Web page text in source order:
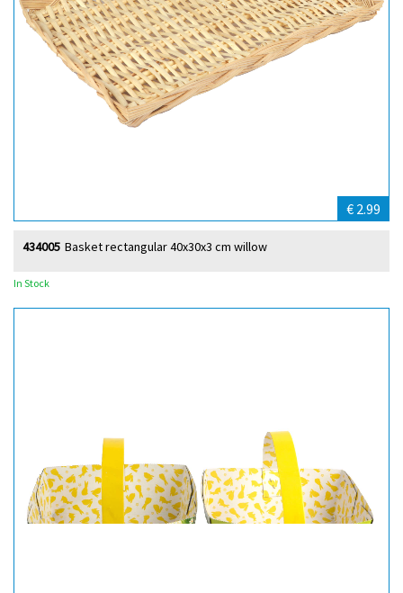
€ 2.99
Basket rectangular 40x30x3 cm willow
434005
In Stock